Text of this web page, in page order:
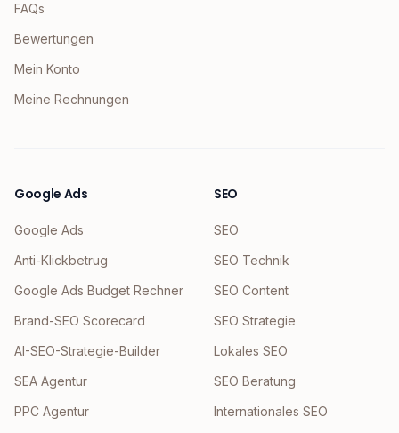
FAQs
Bewertungen
Mein Konto
Meine Rechnungen
Google Ads
Google Ads
Anti-Klickbetrug
Google Ads Budget Rechner
Brand-SEO Scorecard
AI-SEO-Strategie-Builder
SEA Agentur
PPC Agentur
SEO
SEO
SEO Technik
SEO Content
SEO Strategie
Lokales SEO
SEO Beratung
Internationales SEO